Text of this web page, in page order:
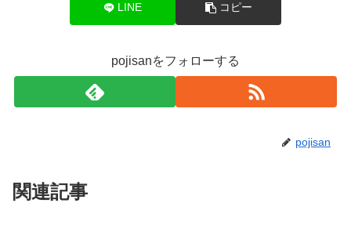
LINE コピー
pojisanをフォローする
pojisan
関連記事